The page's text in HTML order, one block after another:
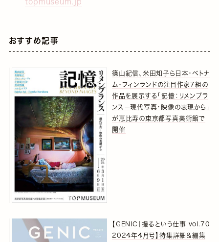
topmuseum.jp
おすすめ記事
篠山紀信、米田知子ら日本・ベトナ
ム・フィンランドの注目作家7組の
作品を展示する「記憶：リメンブラ
ンス－現代写真・映像の表現から」
が恵比寿の東京都写真美術館で
開催
【GENIC｜撮るという仕事 vol.70
2024年4月号】特集詳細＆編集